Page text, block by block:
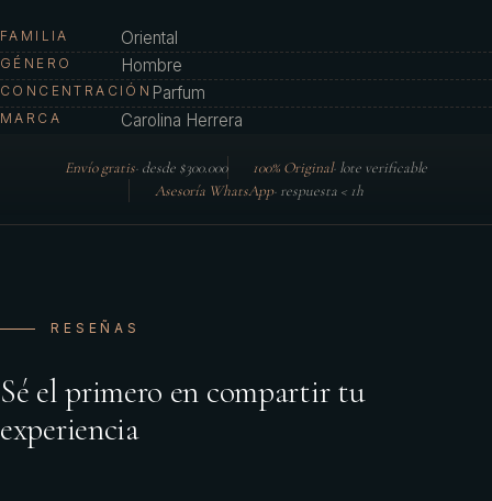
FAMILIA Oriental
GÉNERO Hombre
CONCENTRACIÓN Parfum
MARCA Carolina Herrera
Envío gratis· desde $300.000 100% Original· lote verificable
Asesoría WhatsApp· respuesta < 1h
RESEÑAS
Sé el primero en compartir tu
experiencia